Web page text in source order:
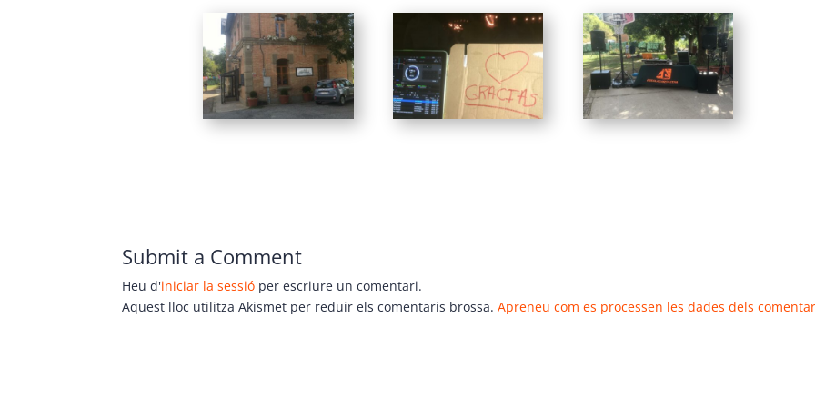
Submit a Comment
Heu d'iniciar la sessió per escriure un comentari.
Aquest lloc utilitza Akismet per reduir els comentaris brossa.Apreneu com es processen les dades dels